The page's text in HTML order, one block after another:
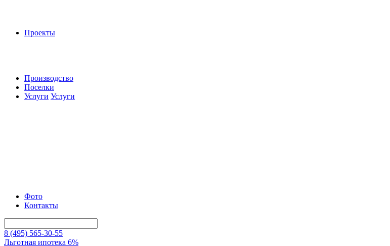
Проекты
Производство
Поселки
Услуги Услуги
Фото
Контакты
8 (495) 565-30-55
Льготная ипотека 6%